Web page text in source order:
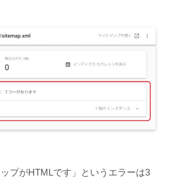
プがHTMLです」というエラーは3